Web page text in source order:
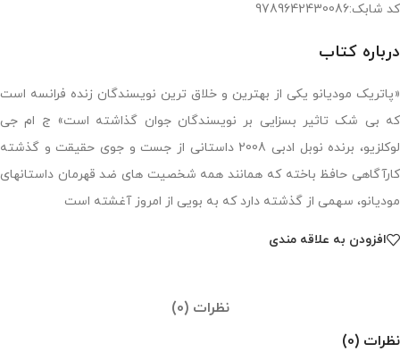
کد شابک:9789642430086
درباره کتاب
«پاتریک مودیانو یکی از بهترین و خلاق ترین نویسندگان زنده فرانسه است
که بی شک تاثیر بسزایی بر نویسندگان جوان گذاشته است» ج ام جی
لوکلزیو، برنده نوبل ادبی 2008 داستانی از جست و جوی حقیقت و گذشته
کارآگاهی حافظ باخته که همانند همه شخصیت های ضد قهرمان داستانهای
مودیانو، سهمی از گذشته دارد که به بویی از امروز آغشته است
افزودن به علاقه مندی
نظرات (0)
نظرات (0)